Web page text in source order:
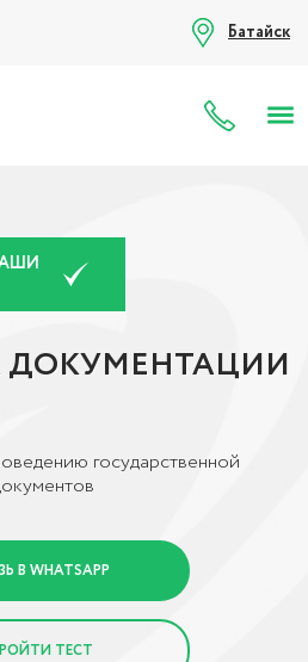
Батайск
8
ДОКУМЕНТАЦИИ
государственной
В WHATSAPP
ТЕСТ